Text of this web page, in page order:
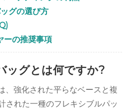
グの選び方
ーの推奨事項
ッグとは何ですか?
、強化された平らなベースと複
された一種のフレキシブルパッ